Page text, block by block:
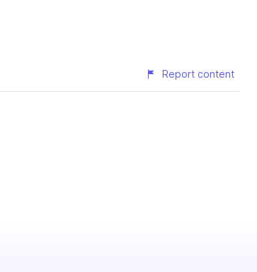
Report content